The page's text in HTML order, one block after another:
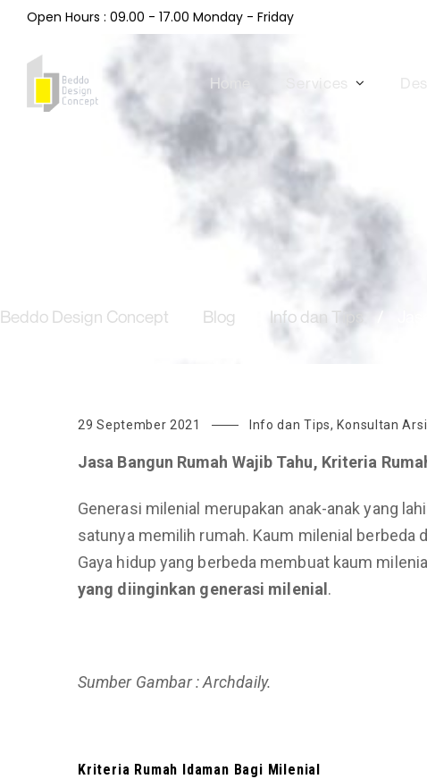
Open Hours : 09.00 - 17.00 Monday - Friday
Home Services
Beddo Design Concept Blog Info dan Tips /
29 September 2021 Info dan Tips, Konsultan
Jasa Bangun Rumah Wajib Tahu, Kriteria
Generasi milenial merupakan anak-anak yang
satunya memilih rumah. Kaum milenial berbeda
Gaya hidup yang berbeda membuat kaum
yang diinginkan generasi milenial .
Sumber Gambar : Archdaily.
Kriteria Rumah Idaman Bagi Milenial